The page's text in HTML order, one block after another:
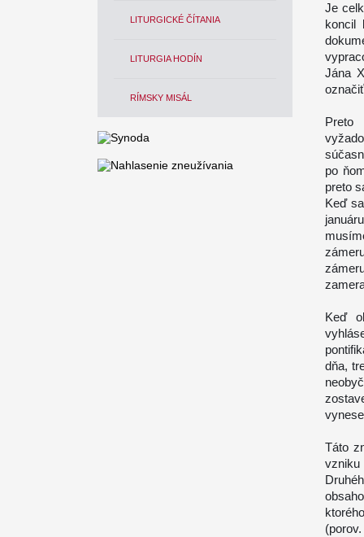
LITURGICKÉ ČÍTANIA
LITURGIA HODÍN
RÍMSKY MISÁL
Je
koncil
Jána
Preto
po
preto
Keď
Keď
dňa,
Táto
vzniku